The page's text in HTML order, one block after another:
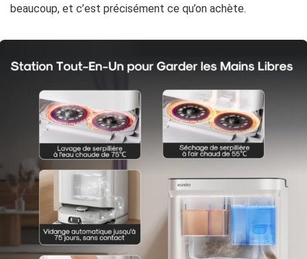
beaucoup, et c’est précisément ce qu’on achète.